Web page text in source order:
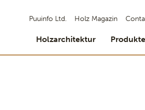
Puuinfo Ltd. Holz Magazin
Holzarchitektur Produkte